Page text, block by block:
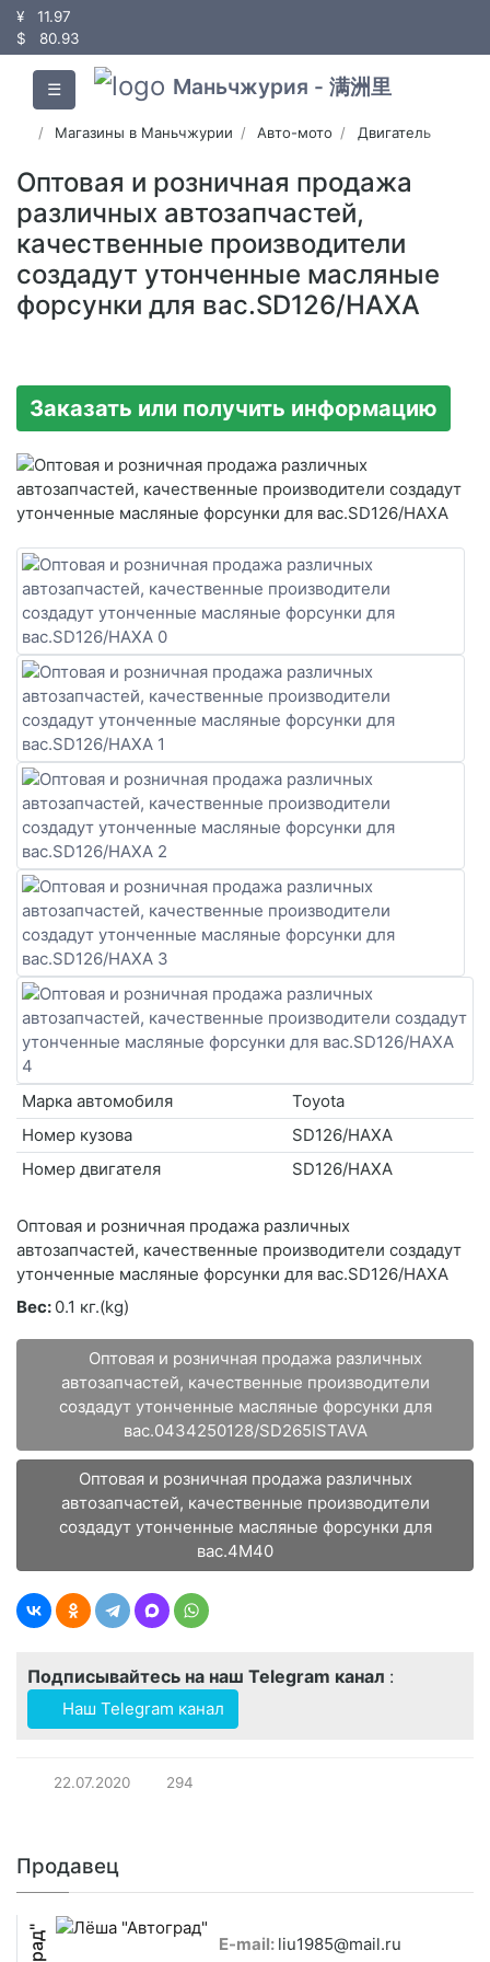
¥
11.97
$
80.93
☰ Маньчжурия - 满洲里
Магазины в Маньчжурии Авто-мото Двигатель
Оптовая и розничная продажа
различных автозапчастей,
качественные производители
создадут утонченные масляные
форсунки для вас.SD126/HAXA
Заказать или получить информацию
Марка автомобиля
Toyota
Номер кузова
SD126/HAXA
Номер двигателя
SD126/HAXA
Оптовая и розничная продажа различных
автозапчастей, качественные производители создадут
утонченные масляные форсунки для вас.SD126/HAXA
Вес: 0.1 кг.(kg)
Оптовая и розничная продажа различных
автозапчастей, качественные производители
создадут утонченные масляные форсунки для
вас.0434250128/SD265ISTAVA
Оптовая и розничная продажа различных
автозапчастей, качественные производители
создадут утонченные масляные форсунки для
вас.4M40
Подписывайтесь на наш Telegram канал :
Наш Telegram канал
22.07.2020 294
Продавец
E-mail: liu1985@mail.ru